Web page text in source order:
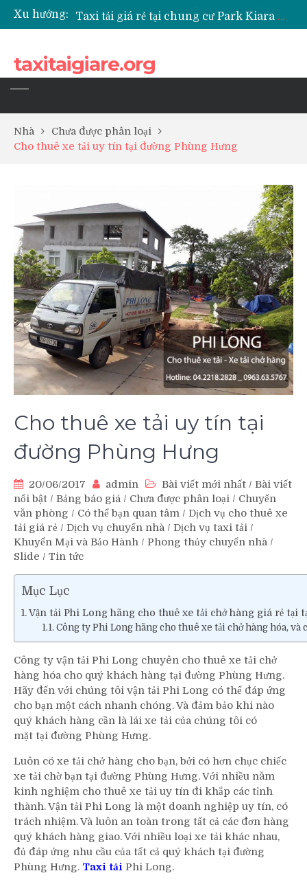
Xu hướng:
Taxi tải giá rẻ tại chung cư Grande Park Phú Lãm
taxitaigiare.org
Nhà
Chưa được phân loại
Cho thuê xe tải uy tín tại đường Phùng Hưng
Cho thuê xe tải uy tín tại
đường Phùng Hưng
20/06/2017 admin Bài viết mới nhất / Bài viết
nổi bật / Bảng báo giá / Chưa được phân loại / Chuyển
văn phòng / Có thể bạn quan tâm / Dịch vụ cho thuê xe
tải giá rẻ / Dịch vụ chuyển nhà / Dịch vụ taxi tải /
Khuyến Mại và Bảo Hành / Phong thủy chuyển nhà /
Slide / Tin tức
Mục Lục
Vận tải Phi Long hãng cho thuê xe tải chở hàng giá rẻ tại
Công ty Phi Long hãng cho thuê xe tải chở hàng hóa,
Công ty vận tải Phi Long chuyên cho thuê xe tải chở
hàng hóa cho quý khách hàng tại đường Phùng Hưng.
Hãy đến với chúng tôi vận tải Phi Long có thể đáp ứng
cho bạn một cách nhanh chóng. Và đảm bảo khi nào
quý khách hàng cần là lái xe tải của chúng tôi có
mặt tại đường Phùng Hưng.
Luôn có xe tải chở hàng cho bạn, bởi có hơn chục chiếc
xe tải chờ bạn tại đường Phùng Hưng. Với nhiều năm
kinh nghiệm cho thuê xe tải uy tín đi khắp các tỉnh
thành. Vận tải Phi Long là một doanh nghiệp uy tín, có
trách nhiệm. Và luôn an toàn trong tất cả các đơn hàng
quý khách hàng giao. Với nhiều loại xe tải khác nhau,
đủ đáp ứng nhu cầu của tất cả quý khách tại đường
Phùng Hưng. Taxi tải Phi Long.